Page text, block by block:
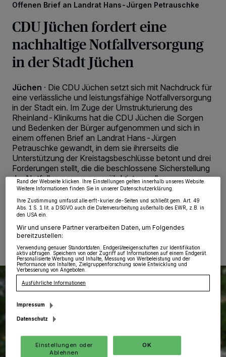
Offenen Brief an Landrat Hans-Jürgen Petrauschke
CDU Jüchen fordert eine
nachhaltige Notfallversorgung
in der Stadt Jüchen
Jüchen · Die CDU Jüchen setzt sich mit Nachdruck für
eine verlässliche und leistungsfähige Notfallversorgung
in der Stadt ein. Im Zuge der Umstrukturierung des
Rheinland-Klinikums hat die CDU Jüchen die Sorgen
und Bedenken der Bürger aufgenommen und sich in
einem offenen Brief an Landrat Hans-Jürgen
Petrauschke gewandt, in dem sie ihrerseits die
Unterstützung der Kreistagsbeschlüsse betont und drei
Forderungen stellt, die die beschlossene Sicherstellung
der Notfallversorgung gewährleisten soll.
Wir und unsere218
-Partner speichern und greifen auf personenbezogene Daten
wie Browserdaten oder eindeutige Kennungen auf Ihrem Gerät zu. Durch Auswahl
von OK aktivieren Sie Tracking-Technologien für die unter „Wir und unsere
Partner verarbeiten Daten, um Ihnen Dienste bereitzustellen“ aufgeführten
Zwecke. Wenn Tracker deaktiviert sind, sind manche Inhalte und Anzeigen
möglicherweise nicht mehr so relevant für Sie. Sie können dieses Menü jederzeit
wieder aufrufen, um Ihre Einstellungen zu ändern oder Ihre Einwilligung zu
widerrufen, indem Sie auf den Link Einstellungen oder Ablehnen am unteren
Rand der Webseite klicken. Ihre Einstellungen gelten innerhalb unseres Website.
Weitere Informationen finden Sie in unserer Datenschutzerklärung.
Ihre Zustimmung umfasst alle erft-kurier.de-Seiten und schließt gem. Art. 49
Abs. 1 S. 1 lit. a DSGVO auch die Datenverarbeitung außerhalb des EWR, z.B. in
den USA ein.
Wir und unsere Partner verarbeiten Daten, um Folgendes
bereitzustellen:
Verwendung genauer Standortdaten. Endgeräteeigenschaften zur Identifikation
aktiv abfragen. Speichern von oder Zugriff auf Informationen auf einem Endgerät.
Personalisierte Werbung und Inhalte, Messung von Werbeleistung und der
Performance von Inhalten, Zielgruppenforschung sowie Entwicklung und
Verbesserung von Angeboten.
Ausführliche Informationen
Impressum
Datenschutz
Einstellungen oder
Ablehnen
OK